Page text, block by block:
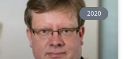
2020